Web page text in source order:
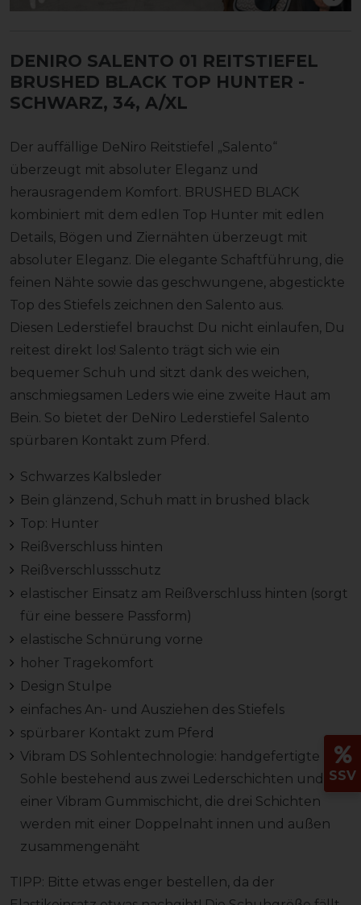
DENIRO SALENTO 01 REITSTIEFEL
BRUSHED BLACK TOP HUNTER -
SCHWARZ, 34, A/XL
Der auffällige DeNiro Reitstiefel „Salento“
überzeugt mit absoluter Eleganz und
herausragendem Komfort. BRUSHED BLACK
kombiniert mit dem edlen Top Hunter mit edlen
Details, Bögen und Ziernähten überzeugt mit
absoluter Eleganz. Die elegante Schaftführung, die
feinen Nähte sowie das geschwungene, abgestickte
Top des Stiefels zeichnen den Salento aus.
Diesen Lederstiefel brauchst Du nicht einlaufen, Du
reitest direkt los! Salento trägt sich wie ein
bequemer Schuh und sitzt dank des weichen,
anschmiegsamen Leders wie eine zweite Haut am
Bein. So bietet der DeNiro Lederstiefel Salento
spürbaren Kontakt zum Pferd.
Schwarzes Kalbsleder
Bein glänzend, Schuh matt in brushed black
Top: Hunter
Reißverschluss hinten
Reißverschlussschutz
elastischer Einsatz am Reißverschluss hinten (sorgt
für eine bessere Passform)
elastische Schnürung vorne
hoher Tragekomfort
Design Stulpe
einfaches An- und Ausziehen des Stiefels
spürbarer Kontakt zum Pferd
Vibram DS Sohlentechnologie: handgefertigte
Sohle bestehend aus zwei Lederschichten und
einer Vibram Gummischicht, die drei Schichten
werden mit einer Doppelnaht innen und außen
zusammengenäht
TIPP: Bitte etwas enger bestellen, da der
SSV